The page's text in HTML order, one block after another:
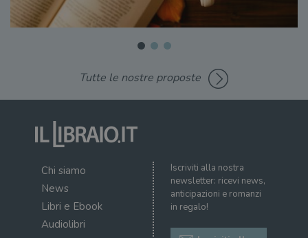
Tutte le nostre proposte
Chi siamo
News
Libri e Ebook
Audiolibri
Iscriviti alla nostra
newsletter: ricevi news,
anticipazioni e romanzi
in regalo!